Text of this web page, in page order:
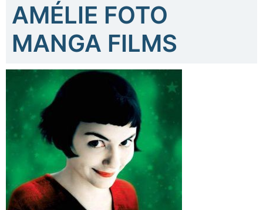
AMÉLIE FOTO
MANGA FILMS